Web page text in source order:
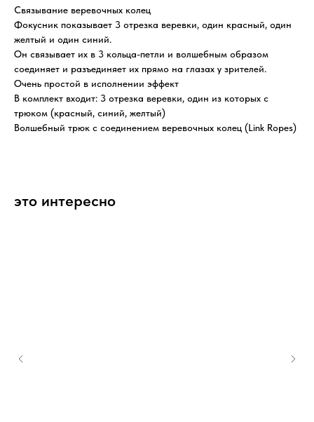
Связывание веревочных колец
Фокусник показывает 3 отрезка веревки, один красный, один
желтый и один синий.
Он связывает их в 3 кольца-петли и волшебным образом
соединяет и разъединяет их прямо на глазах у зрителей.
Очень простой в исполнении эффект
В комплект входит: 3 отрезка веревки, один из которых с
трюком (красный, синий, желтый)
Волшебный трюк с соединением веревочных колец (Link Ropes)
это интересно